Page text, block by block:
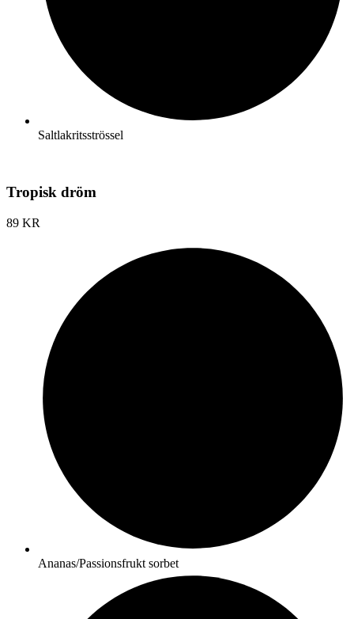
Saltlakritsströssel
Tropisk dröm
89 KR
Ananas/Passionsfrukt sorbet